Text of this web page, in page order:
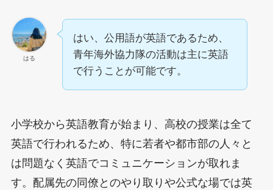
はる
はい、公用語が英語であるため、
青年海外協力隊の活動は主に英語
で行うことが可能です。
小学校から英語教育が始まり、高校の授業は全て
英語で行われるため、特に若者や都市部の人々と
は問題なく英語でコミュニケーションが取れま
す。配属先の同僚とのやり取りや公式な場では英